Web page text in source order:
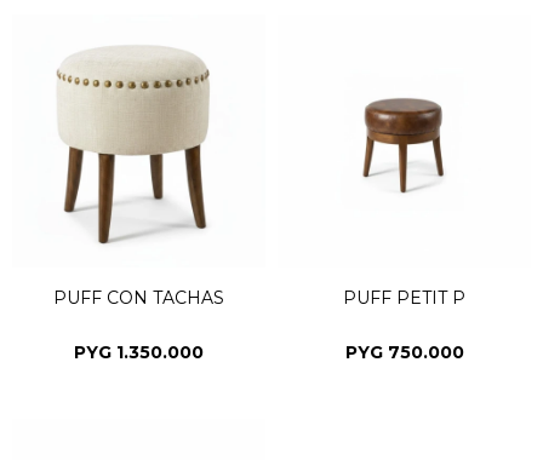
PUFF CON TACHAS
PYG 1.350.000
PUFF PETIT P
PYG 750.000